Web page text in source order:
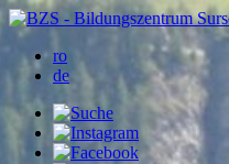
ro
de